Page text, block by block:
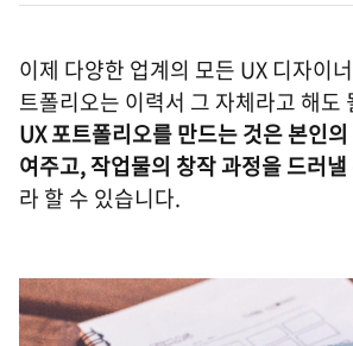
이제 다양한 업계의 모든 UX 디자이
트폴리오는 이력서 그 자체라고 해도
UX 포트폴리오를 만드는 것은 본인
여주고, 작업물의 창작 과정을 드러낼
라 할 수 있습니다.